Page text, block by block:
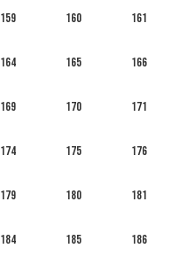
159 160 161
164 165 166
169 170 171
174 175 176
179 180 181
184 185 186